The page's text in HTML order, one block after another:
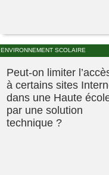
ENVIRONNEMENT SCOLAIRE
Peut-on limiter
à certains sites
dans une Haute
par une solution
technique ?